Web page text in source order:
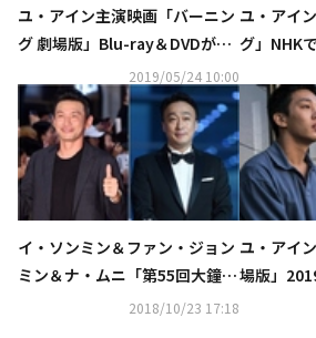
ユ・アイン主演映画「バーニン
グ 劇場版」Blu-ray＆DVDが8
月7日（水）より発売決定！
2019/05/24 10:00
ユ・アイ
グ」NHK
日（29
ト最初の
イ・ソンミン＆ファン・ジョン
ミン＆ナ・ムニ「第55回大鐘賞
映画祭」男女主演賞を受賞…最
2018/10/23 17:18
ユ・アイ
場版」